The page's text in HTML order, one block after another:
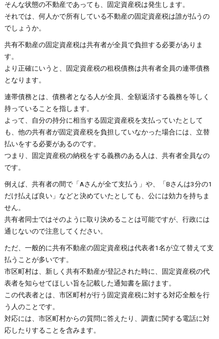
そんな状態の不動産であっても、固定資産税は発生します。
それでは、何人かで所有している不動産の固定資産税は誰が払うの
でしょうか。
共有不動産の固定資産税は共有者が全員で負担する必要がありま
す。
より正確にいうと、固定資産税の租税債務は共有者全員の連帯債務
となります。
連帯債務とは、債務者となる人が全員、全額返済する義務を等しく
持っていることを指します。
よって、自分の持分に相当する固定資産税を支払っていたとして
も、他の共有者が固定資産税を負担していなかった場合には、立替
払いをする必要があるのです。
つまり、固定資産税の納税をする義務のある人は、共有者全員なの
です。
例えば、共有者の間で「Aさんが全て支払う」や、「Bさんは3分の1
だけ払えば良い」などと決めていたとしても、公には効力を持ちま
せん。
共有者同士ではそのように取り決めることは可能ですが、行政には
通じないので注意してください。
ただ、一般的に共有不動産の固定資産税は代表者1名が立て替えて支
払うことが多いです。
市区町村は、新しく共有不動産が登記された時に、固定資産税の代
表者を知らせてほしい旨を記載した通知書を届けます。
この代表者とは、市区町村が行う固定資産税に対する対応全般を行
う人のことです。
対応には、市区町村からの質問に答えたり、調査に関する電話に対
応したりすることを含みます。